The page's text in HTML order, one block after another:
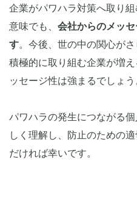
企業がパワハラ対策へ取り
意味でも、 会社からのメッ
す。今後、世の中の関心が
積極的に取り組む企業が増
ッセージ性は強まるでしょう
パワハラの発生につながる
しく理解し、防止のための
だければ幸いです。